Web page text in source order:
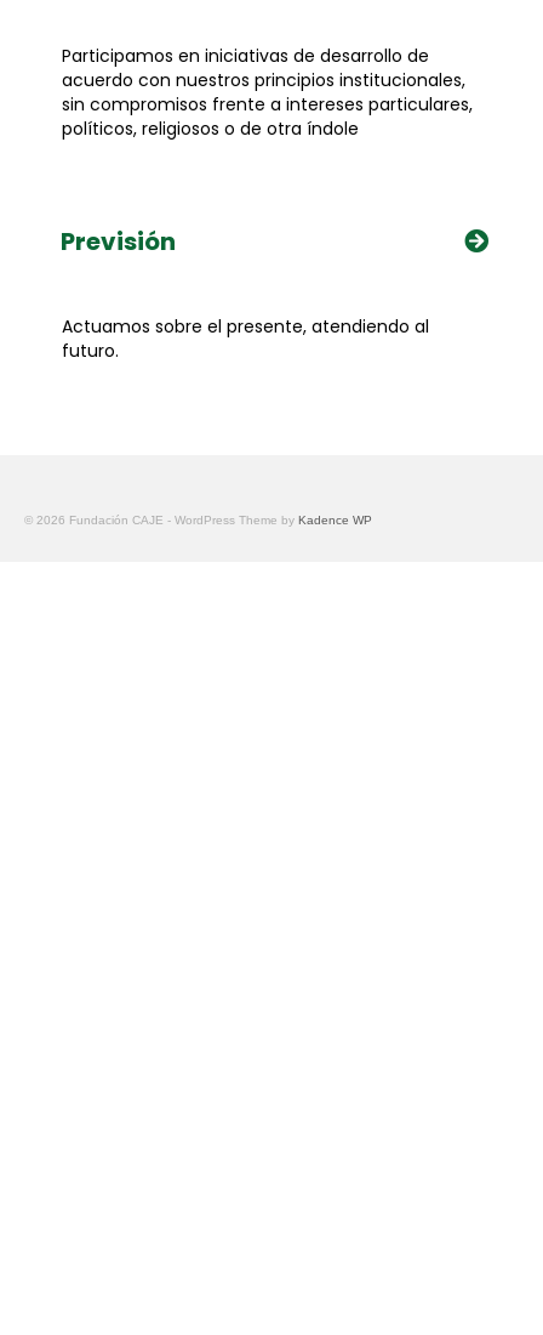
Participamos en iniciativas de desarrollo de
acuerdo con nuestros principios institucionales,
sin compromisos frente a intereses particulares,
políticos, religiosos o de otra índole
Previsión
Actuamos sobre el presente, atendiendo al
futuro.
© 2026 Fundación CAJE - WordPress Theme by Kadence WP